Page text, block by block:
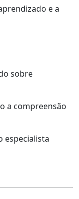
e a
sobre
a compreensão
especialista